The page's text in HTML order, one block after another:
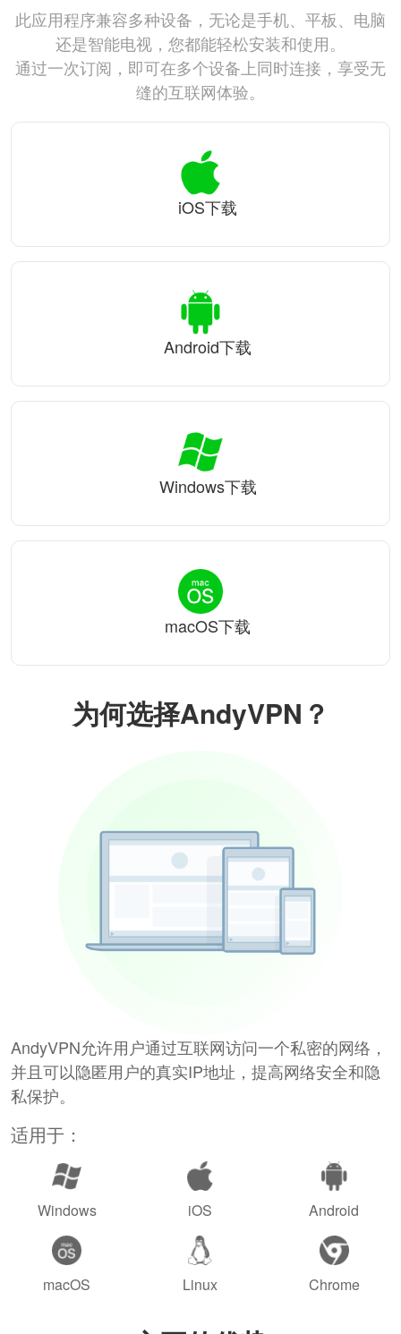
为何选择AndyVPN？
AndyVPN允许用户通过互联网访问一个私密的网络，
并且可以隐匿用户的真实IP地址，提高网络安全和隐
私保护。
适用于：
Windows iOS Android
macOS Linux Chrome
此应用程序兼容多种设备，无论是手机、平板、电脑
还是智能电视，您都能轻松安装和使用。
通过一次订阅，即可在多个设备上同时连接，享受无
缝的互联网体验。
iOS下载
Android下载
Windows下载
macOS下载